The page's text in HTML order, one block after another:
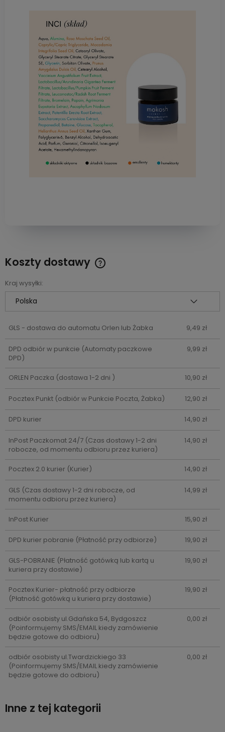
Koszty dostawy
Cena nie zawiera ewentualnych kosztów płatności
Kraj wysyłki:
GLS - dostawa do automatu Orlen lub Żabka 9,49 zł
DPD odbiór w punkcie (Automaty paczkowe
DPD)
9,99 zł
ORLEN Paczka (dostawa 1-2 dni ) 10,90 zł
Pocztex Punkt (odbiór w Punkcie Poczta, Żabka) 12,90 zł
DPD kurier 14,90 zł
InPost Paczkomat 24/7(Czas dostawy 1-2 dni
robocze, od momentu odbioru przez kuriera)
14,90 zł
Pocztex 2.0 kurier (Kurier) 14,90 zł
GLS (Czas dostawy 1-2 dni robocze, od
momentu odbioru przez kuriera)
14,99 zł
InPost Kurier 15,90 zł
DPD kurier pobranie (Płatność przy odbiorze) 19,90 zł
GLS-POBRANIE (Płatność gotówką lub kartą u
kuriera przy dostawie)
19,90 zł
Pocztex Kurier- płatność przy odbiorze
(Płatność gotówką u kuriera przy dostawie)
19,90 zł
odbiór osobisty ul.Gdańska 54, Bydgoszcz
(Poinformujemy SMS/EMAIL kiedy zamówienie
będzie gotowe do odbioru)
0,00 zł
odbiór osobisty ul.Twardzickiego 33
(Poinformujemy SMS/EMAIL kiedy zamówienie
będzie gotowe do odbioru)
0,00 zł
Inne z tej kategorii